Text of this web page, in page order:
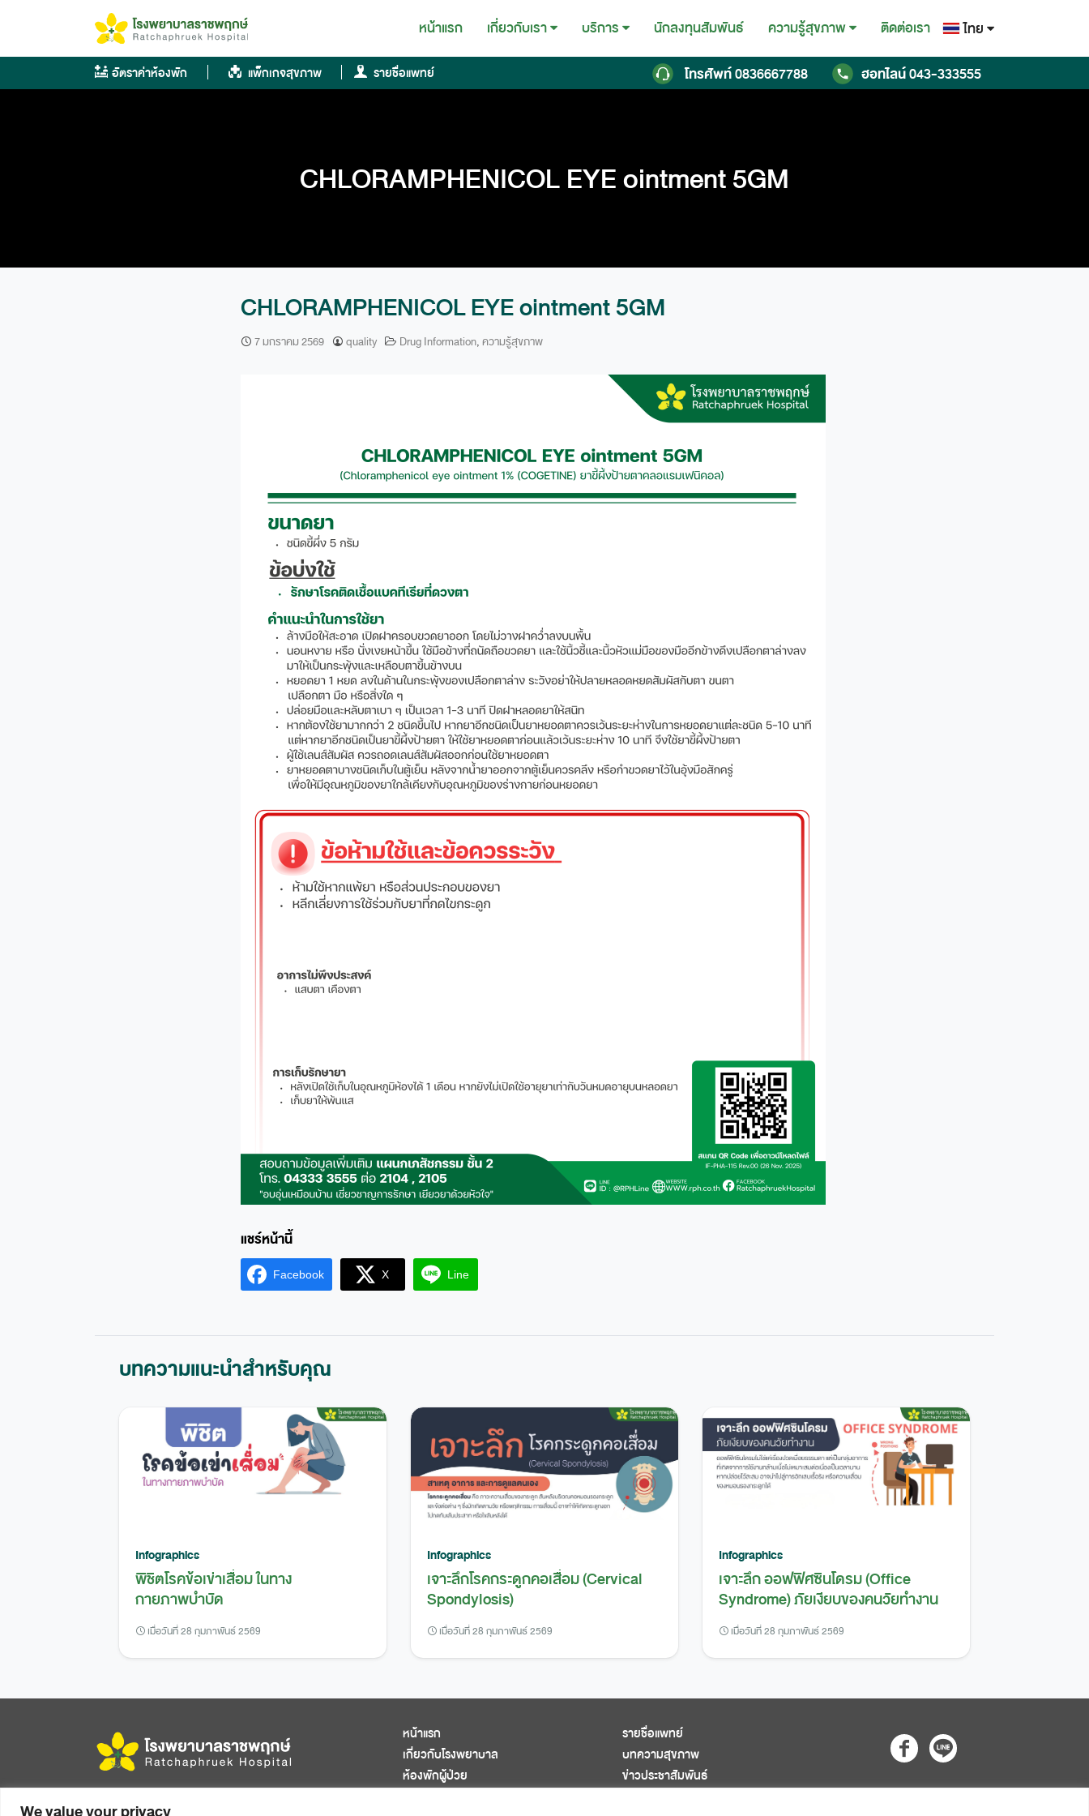
content
หน้าแรก เกี่ยวกับเรา บริการ นักลงทุนสัมพันธ์ ความรู้สุขภาพ ติดต่อเรา ไทย
English
อัตราค่าห้องพัก แพ็กเกจสุขภาพ รายชื่อแพทย์ โทรศัพท์0836667788 ฮอทไลน์043-333555
CHLORAMPHENICOL EYE ointment 5GM
CHLORAMPHENICOL EYE ointment 5GM
7 มกราคม 2569 quality Drug Information,ความรู้สุขภาพ
Facebook X Line
บทความแนะนำสำหรับคุณ
Infographics
พิชิตโรคข้อเข่าเสื่อม ในทาง
กายภาพบำบัด
เมื่อวันที่ 28 กุมภาพันธ์ 2569
Infographics
เจาะลึกโรคกระดูกคอเสื่อม (Cervical
Spondylosis)
เมื่อวันที่ 28 กุมภาพันธ์ 2569
Infographics
เจาะลึก ออฟฟิศซินโดรม (Office
Syndrome) ภัยเงียบของคนวัยทำงาน
เมื่อวันที่ 28 กุมภาพันธ์ 2569
หน้าแรก
เกี่ยวกับโรงพยาบาล
ห้องพักผู้ป่วย
รายชื่อแพทย์
บทความสุขภาพ
ข่าวประชาสัมพันธ์